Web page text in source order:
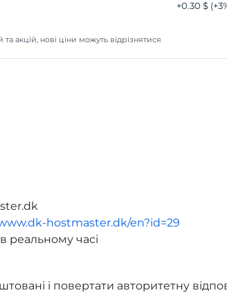
+0.30 $(+3
акцій, нові ціни можуть відрізнятися
hostmaster.dk/en?id=29
реальному часі
і повертати авторитетну